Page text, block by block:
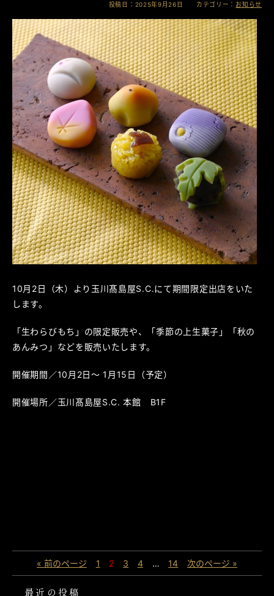
最近の投稿
投稿日：2025年9月26日 カテゴリー： お知らせ
10月2日（木）より玉川髙島屋S.C.にて期間限定出店をいた
します。
「生わらびもち」の限定販売や、「季節の上生菓子」「秋の
あんみつ」などを販売いたします。
開催期間／10月2日～ 1月15日（予定）
開催場所／玉川髙島屋S.C. 本館 B1F
« 前のページ 1 2 3 4 … 14 次のページ »